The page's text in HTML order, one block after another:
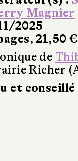
Magnier
2025
21,50 €
de
Richer
et conseillé